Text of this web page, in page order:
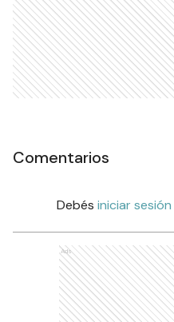
Comentarios
Debés iniciar sesión
Ads